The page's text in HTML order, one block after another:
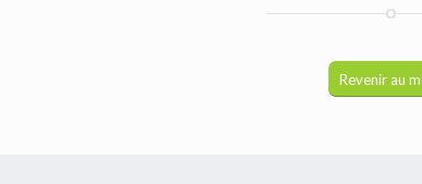
Revenir au